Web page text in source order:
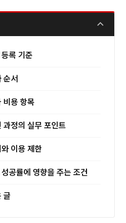
록 기준
순서
비용 항목
과정의 실무 포인트
이용 제한
공률에 영향을 주는 조건
글